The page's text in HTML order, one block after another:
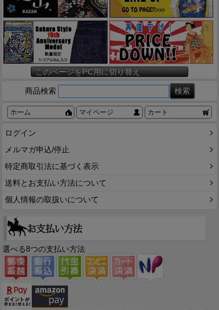
このページをPC用に切り替え
商品検索
ホーム マイページ カート
ログイン
メルマガ申込/停止
特定商取引法に基づく表示
送料とお支払い方法について
個人情報の取扱いについて
選べる8つの支払い方法